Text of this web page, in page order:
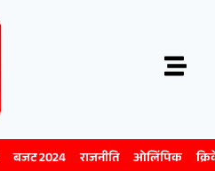
बजट 2024 राजनीति ओलिंपिक